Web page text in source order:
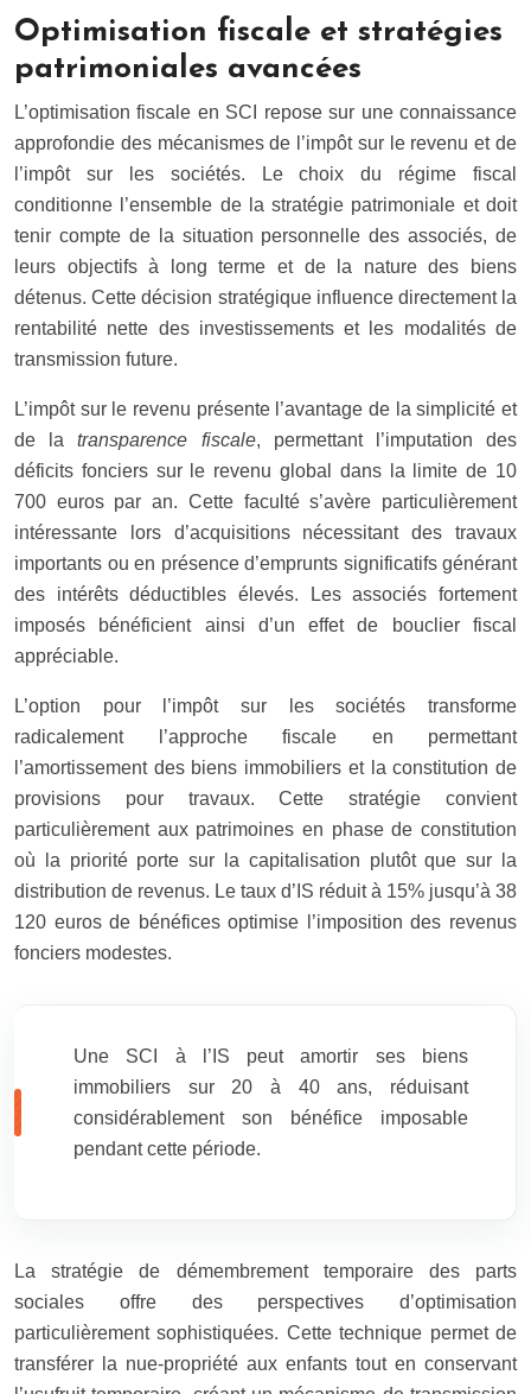
Optimisation fiscale et stratégies
patrimoniales avancées
L’optimisation fiscale en SCI repose sur une connaissance
approfondie des mécanismes de l’impôt sur le revenu et de
l’impôt sur les sociétés. Le choix du régime fiscal
conditionne l’ensemble de la stratégie patrimoniale et doit
tenir compte de la situation personnelle des associés, de
leurs objectifs à long terme et de la nature des biens
détenus. Cette décision stratégique influence directement la
rentabilité nette des investissements et les modalités de
transmission future.
L’impôt sur le revenu présente l’avantage de la simplicité et
de latransparence fiscale, permettant l’imputation des
déficits fonciers sur le revenu global dans la limite de 10
700 euros par an. Cette faculté s’avère particulièrement
intéressante lors d’acquisitions nécessitant des travaux
importants ou en présence d’emprunts significatifs générant
des intérêts déductibles élevés. Les associés fortement
imposés bénéficient ainsi d’un effet de bouclier fiscal
appréciable.
L’option pour l’impôt sur les sociétés transforme
radicalement l’approche fiscale en permettant
l’amortissement des biens immobiliers et la constitution de
provisions pour travaux. Cette stratégie convient
particulièrement aux patrimoines en phase de constitution
où la priorité porte sur la capitalisation plutôt que sur la
distribution de revenus. Le taux d’IS réduit à 15% jusqu’à 38
120 euros de bénéfices optimise l’imposition des revenus
fonciers modestes.
Une SCI à l’IS peut amortir ses biens
immobiliers sur 20 à 40 ans, réduisant
considérablement son bénéfice imposable
pendant cette période.
La stratégie de démembrement temporaire des parts
sociales offre des perspectives d’optimisation
particulièrement sophistiquées. Cette technique permet de
transférer la nue-propriété aux enfants tout en conservant